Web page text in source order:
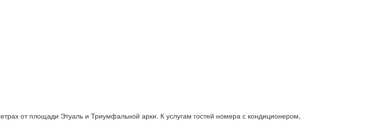
от площади Этуаль и Триумфальной арки. К услугам гостей номера с кондиционером,